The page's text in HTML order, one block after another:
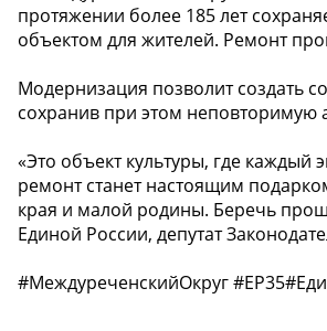
протяжении более 185 лет
объектом для жителей. Ремонт
Модернизация позволит создать
сохранив при этом неповторимую
«Это объект культуры, где
ремонт станет настоящим
края и малой родины. Беречь
Единой России, депутат
#МеждуреченскийОкруг